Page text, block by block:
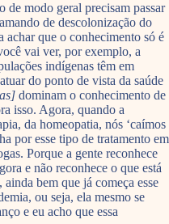
de modo geral precisam passar
de descolonização do
achar que o conhecimento só é
vai ver, por exemplo, a
indígenas têm em
do ponto de vista da saúde
dominam o conhecimento de
isso. Agora, quando a
da homeopatia, nós ‘caímos
por esse tipo de tratamento em
Porque a gente reconhece
e não reconhece o que está
ainda bem que já começa esse
ou seja, ela mesmo se
e eu acho que essa